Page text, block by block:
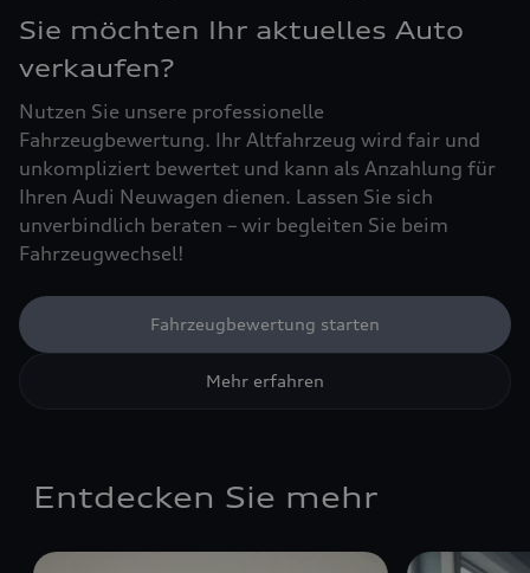
Sie möchten Ihr aktuelles Auto
verkaufen?
Nutzen Sie unsere professionelle
Fahrzeugbewertung. Ihr Altfahrzeug wird fair und
unkompliziert bewertet und kann als Anzahlung für
Ihren Audi Neuwagen dienen. Lassen Sie sich
unverbindlich beraten – wir begleiten Sie beim
Fahrzeugwechsel!
Fahrzeugbewertung starten
Mehr erfahren
Entdecken Sie mehr